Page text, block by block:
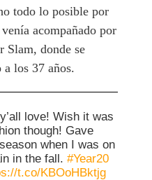
todo lo posible por
acompañado por
Slam, donde se
a los 37 años.
love! Wish it was
though! Gave
when I was on
in the fall. #Year20
t.co/KBOoHBktjg